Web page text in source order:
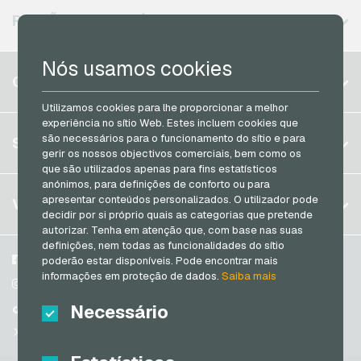
Nós usamos cookies
Utilizamos cookies para lhe proporcionar a melhor
experiência no sítio Web. Estes incluem cookies que
são necessários para o funcionamento do sítio e para
gerir os nossos objectivos comerciais, bem como os
que são utilizados apenas para fins estatísticos
anónimos, para definições de conforto ou para
apresentar conteúdos personalizados. O utilizador pode
decidir por si próprio quais as categorias que pretende
autorizar. Tenha em atenção que, com base nas suas
definições, nem todas as funcionalidades do sítio
poderão estar disponíveis. Pode encontrar mais
informações em proteção de dados.Saiba mais
Necessário
Neosurf Cartoes de pagamento
Razer Gold Cartoes de pagamento
Transcash Cartoes de pagamento
REGIÕES DISPONÍVEIS
Bélgica
Alemanha (DE)
Alemanha (EN)
França
Itália
Países Baixos
Áustria
Portugal
Switzerland (DE)
Switzerland (IT)
CONTA
Registrar
Meu carrinho
SERVIÇO
FAQ
Formas de pagamento
Termos e condicoes&Direito de arrependimento
Política de privacidade
VGO-SHOP
Sobre nós
Parceiros
Facebook
Instagram
TikTok